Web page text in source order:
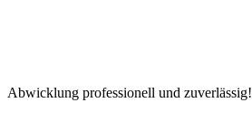
Abwicklung professionell und zuverlässig!